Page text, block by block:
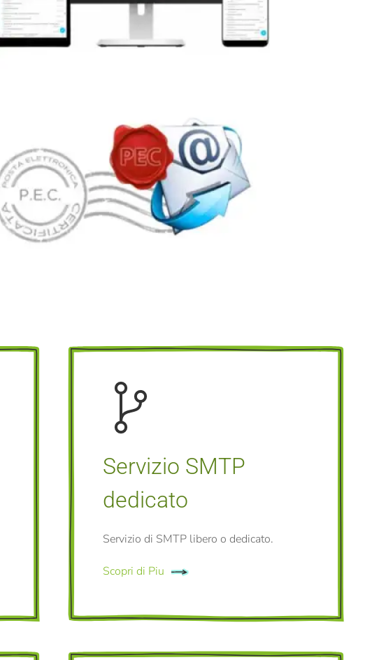
Servizio SMTP
dedicato
Servizio di SMTP libero o dedicato.
Scopri di Piu